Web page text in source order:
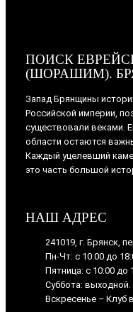
ПОИСК
(ШОРАШИМ).
Запад Брянщины
Российской империи,
существовали веками.
области остаются
Каждый уцелевший
это часть большой
НАШ АДРЕС
241019, г. Брянск,
Пн-Чт: с 10:00 до
Пятница: с 10:00 до
Суббота: выходной.
Вскресенье – Клуб